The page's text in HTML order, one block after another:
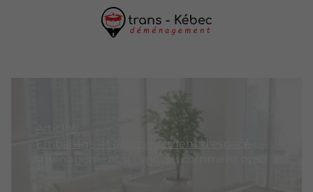
Emballage et aménagement d'espace